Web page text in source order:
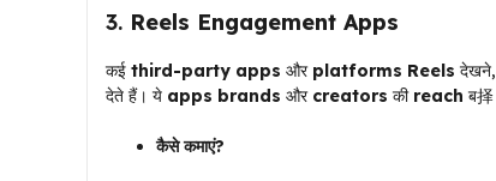
3. Reels Engagement Apps
कई third-party apps और platforms Reels देखने,
देते हैं। ये apps brands और creators की reach ब择
कैसे कमाएं?